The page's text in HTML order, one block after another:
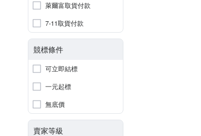
萊爾富取貨付款
7-11取貨付款
競標條件
可立即結標
一元起標
無底價
賣家等級